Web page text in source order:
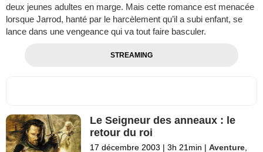
deux jeunes adultes en marge. Mais cette romance est menacée
lorsque Jarrod, hanté par le harcèlement qu’il a subi enfant, se
lance dans une vengeance qui va tout faire basculer.
STREAMING
Le Seigneur des anneaux : le
retour du roi
17 décembre 2003 | 3h 21min | Aventure